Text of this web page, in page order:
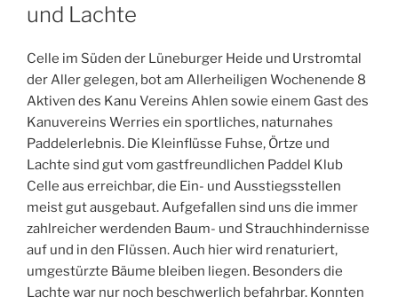
und Lachte
Celle im Süden der Lüneburger Heide und Urstromtal
der Aller gelegen, bot am Allerheiligen Wochenende 8
Aktiven des Kanu Vereins Ahlen sowie einem Gast des
Kanuvereins Werries ein sportliches, naturnahes
Paddelerlebnis. Die Kleinflüsse Fuhse, Örtze und
Lachte sind gut vom gastfreundlichen Paddel Klub
Celle aus erreichbar, die Ein- und Ausstiegsstellen
meist gut ausgebaut. Aufgefallen sind uns die immer
zahlreicher werdenden Baum- und Strauchhindernisse
auf und in den Flüssen. Auch hier wird renaturiert,
umgestürzte Bäume bleiben liegen. Besonders die
Lachte war nur noch beschwerlich befahrbar. Konnten